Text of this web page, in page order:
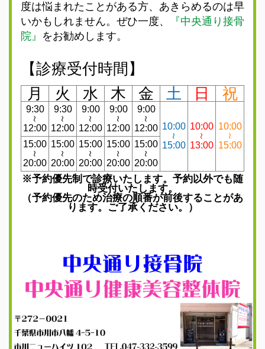
度は悩まれたことがある方、あきらめるのは早
いかもしれません。ぜひ一度、
『中央通り接骨
院』 をお勧めします。
【診療受付時間】
月
火 水 木 金 土 日 祝
9:30
～
12:00
9:30
～
12:00
9:00
～
12:00
9:00
～
12:00
9:00
～
12:00 10:00
～
15:00
10:00
～
13:00
10:00
～
15:00
15:00
～
20:00
15:00
～
20:00
15:00
～
20:00
15:00
～
20:00
15:00
～
20:00
※予約優先制で診療いたします。予約以外でも随
時受付いたします。
（予約優先のため治療の順番が前後することがあ
ります。ご了承ください。）